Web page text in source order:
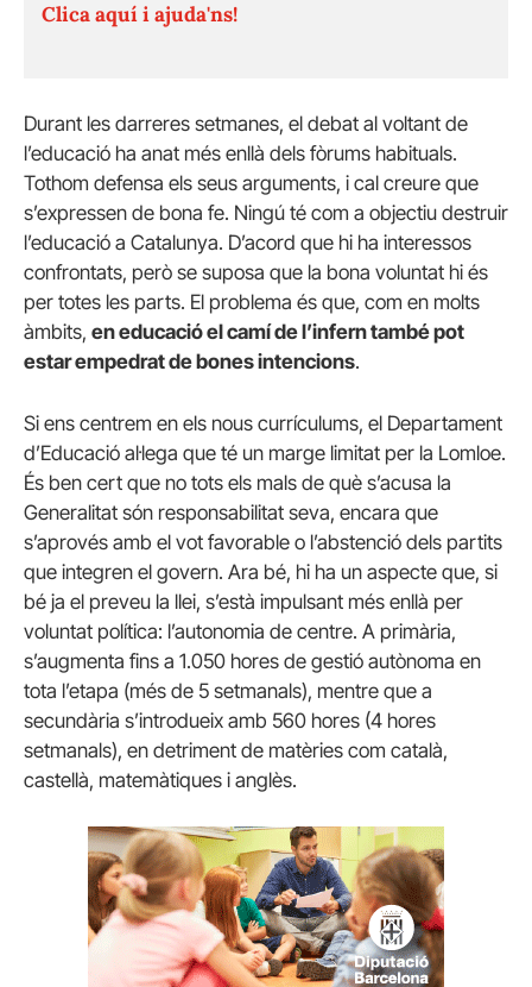
Clica aquí i ajuda'ns!
Durant les darreres setmanes, el debat al voltant de
l’educació ha anat més enllà dels fòrums habituals.
Tothom defensa els seus arguments, i cal creure que
s’expressen de bona fe. Ningú té com a objectiu destruir
l’educació a Catalunya. D’acord que hi ha interessos
confrontats, però se suposa que la bona voluntat hi és
per totes les parts. El problema és que, com en molts
àmbits, en educació el camí de l’infern també pot
estar empedrat de bones intencions.
Si ens centrem en els nous currículums, el Departament
d’Educació al·lega que té un marge limitat per la Lomloe.
És ben cert que no tots els mals de què s’acusa la
Generalitat són responsabilitat seva, encara que
s’aprovés amb el vot favorable o l’abstenció dels partits
que integren el govern. Ara bé, hi ha un aspecte que, si
bé ja el preveu la llei, s’està impulsant més enllà per
voluntat política: l’autonomia de centre. A primària,
s’augmenta fins a 1.050 hores de gestió autònoma en
tota l’etapa (més de 5 setmanals), mentre que a
secundària s’introdueix amb 560 hores (4 hores
setmanals), en detriment de matèries com català,
castellà, matemàtiques i anglès.